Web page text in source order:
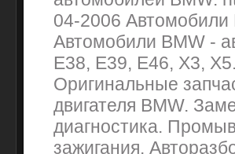
04-2006 Автомобили
Автомобили BMW -
E38, E39, E46, X3,
Оригинальные
двигателя BMW.
диагностика.
зажигания.